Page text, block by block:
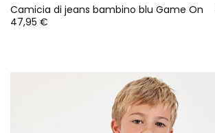
Camicia di jeans bambino blu Game On
47,95 €